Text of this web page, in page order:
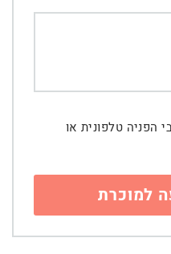
הפניה טלפונית או